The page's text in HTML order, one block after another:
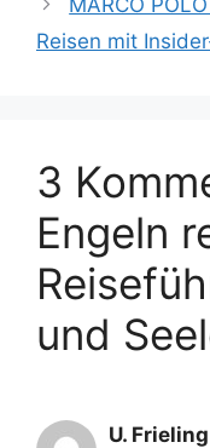
Reisen mit
3
Engeln
und
U. Frieling